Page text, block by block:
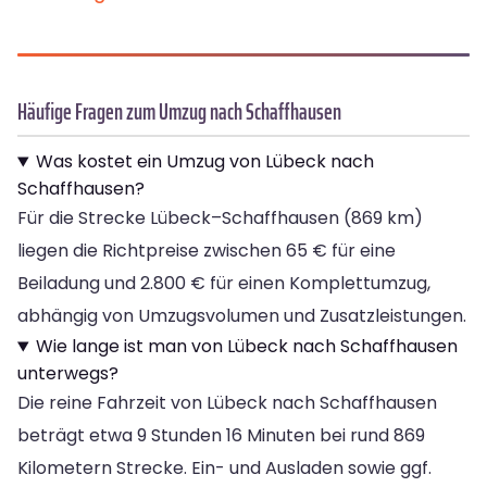
Häufige Fragen zum Umzug nach Schaffhausen
Was kostet ein Umzug von Lübeck nach
Schaffhausen?
Für die Strecke Lübeck–Schaffhausen (869 km)
liegen die Richtpreise zwischen 65 € für eine
Beiladung und 2.800 € für einen Komplettumzug,
abhängig von Umzugsvolumen und Zusatzleistungen.
Wie lange ist man von Lübeck nach Schaffhausen
unterwegs?
Die reine Fahrzeit von Lübeck nach Schaffhausen
beträgt etwa 9 Stunden 16 Minuten bei rund 869
Kilometern Strecke. Ein- und Ausladen sowie ggf.